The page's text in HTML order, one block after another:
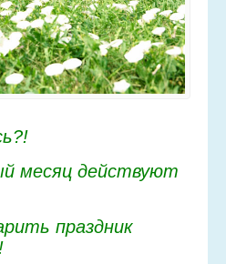
месяц действуют
праздник